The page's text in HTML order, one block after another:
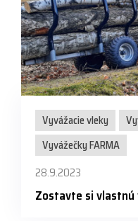
Vyvážacie vleky
Vyvážečky FARMA
28.9.2023
Zostavte si vlastnú